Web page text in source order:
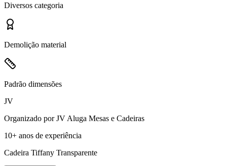
Diversos categoria
Demolição material
Padrão dimensões
JV
Organizado porJV Aluga Mesas e Cadeiras
10+ anos de experiência
Cadeira Tiffany Transparente